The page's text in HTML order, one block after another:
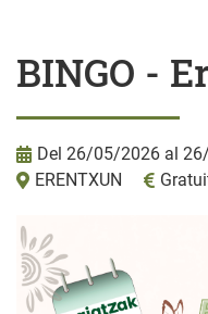
BINGO -
Del 26/05/2026 al
ERENTXUN